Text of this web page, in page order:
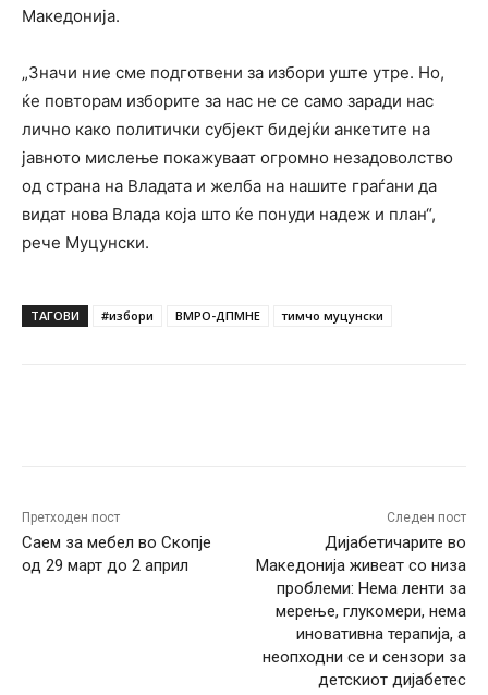
Македонија.
„Значи ние сме подготвени за избори уште утре. Но,
ќе повторам изборите за нас не се само заради нас
лично како политички субјект бидејќи анкетите на
јавното мислење покажуваат огромно незадоволство
од страна на Владата и желба на нашите граѓани да
видат нова Влада која што ќе понуди надеж и план“,
рече Муцунски.
ТАГОВИ #избори ВМРО-ДПМНЕ тимчо муцунски
Претходен пост
Саем за мебел во Скопје
од 29 март до 2 април
Следен пост
Дијабетичарите во
Македонија живеат со низа
проблеми: Нема ленти за
мерење, глукомери, нема
иновативна терапија, а
неопходни се и сензори за
детскиот дијабетес